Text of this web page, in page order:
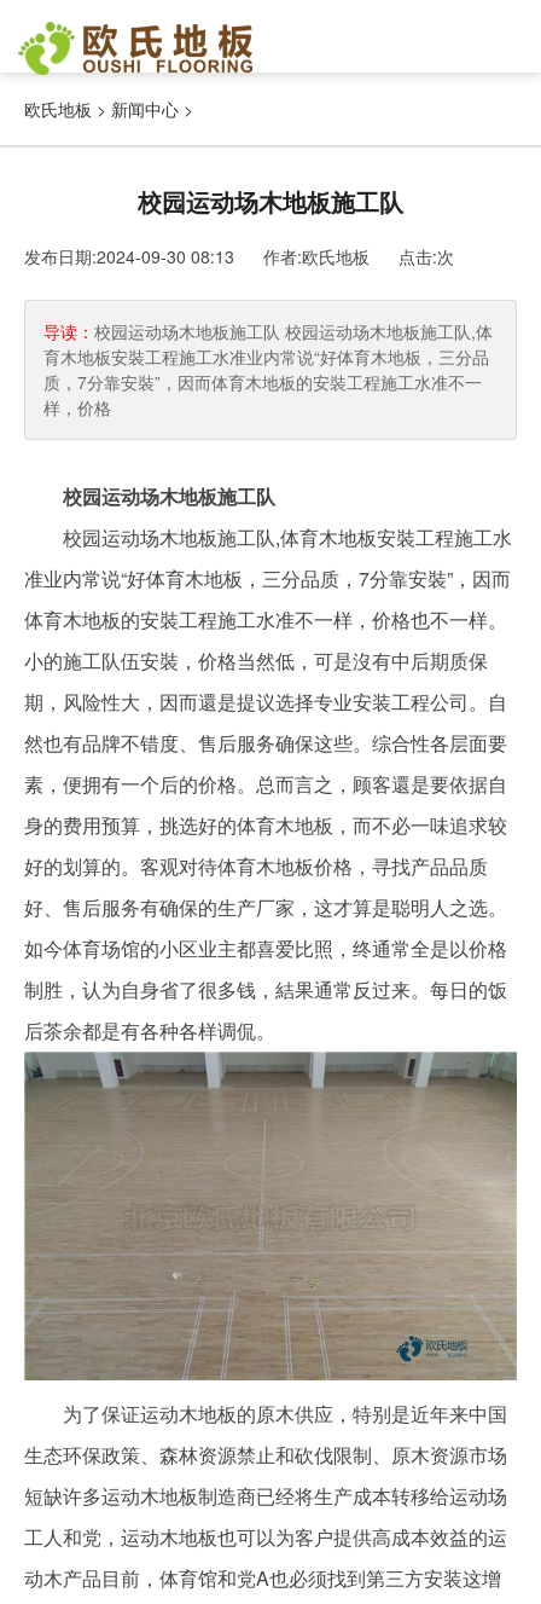
欧氏地板 > 新闻中心 >
校园运动场木地板施工队
发布日期:2024-09-30 08:13 作者:欧氏地板 点击:次
导读： 校园运动场木地板施工队 校园运动场木地板施工队,体
育木地板安裝工程施工水准业内常说“好体育木地板，三分品
质，7分靠安裝”，因而体育木地板的安裝工程施工水准不一
样，价格
校园运动场木地板施工队
校园运动场木地板施工队,体育木地板安裝工程施工水
准业内常说“好体育木地板，三分品质，7分靠安裝”，因而
体育木地板的安裝工程施工水准不一样，价格也不一样。
小的施工队伍安裝，价格当然低，可是沒有中后期质保
期，风险性大，因而還是提议选择专业安装工程公司。自
然也有品牌不错度、售后服务确保这些。综合性各层面要
素，便拥有一个后的价格。总而言之，顾客還是要依据自
身的费用预算，挑选好的体育木地板，而不必一味追求较
好的划算的。客观对待体育木地板价格，寻找产品品质
好、售后服务有确保的生产厂家，这才算是聪明人之选。
如今体育场馆的小区业主都喜爱比照，终通常全是以价格
制胜，认为自身省了很多钱，結果通常反过来。每日的饭
后茶余都是有各种各样调侃。
为了保证运动木地板的原木供应，特别是近年来中国
生态环保政策、森林资源禁止和砍伐限制、原木资源市场
短缺许多运动木地板制造商已经将生产成本转移给运动场
工人和党，运动木地板也可以为客户提供高成本效益的运
动木产品目前，体育馆和党A也必须找到第三方安装这增